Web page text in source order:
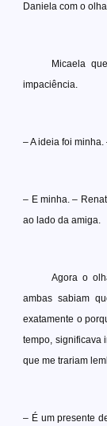
Daniela com o
Micaela
impaciência.
– A ideia foi
– E minha. –
ao lado da amiga.
Agora o
ambas sabiam
exatamente o
tempo, significava
que me trariam
– É um presente